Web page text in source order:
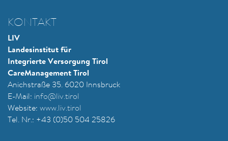
KONTAKT
LIV
Landesinstitut für
Integrierte Versorgung Tirol
CareManagement Tirol
Anichstraße 35. 6020 Innsbruck
E-Mail: info@liv.tirol
Website: www.liv.tirol
Tel. Nr.: +43 (0)50 504 25826